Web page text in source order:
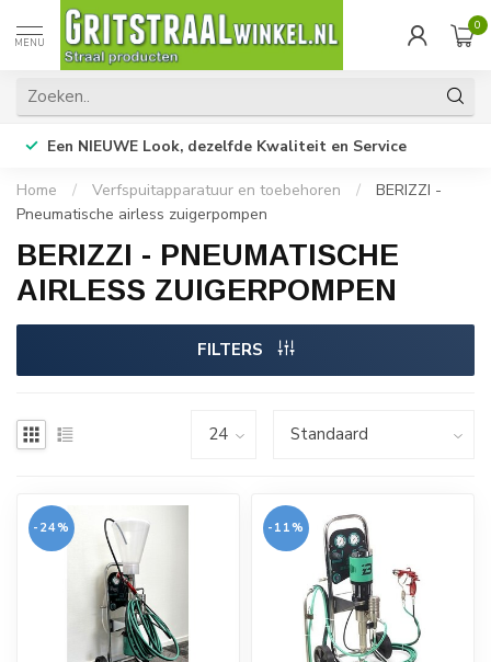
MENU
0
Een NIEUWE Look, dezelfde Kwaliteit en Service
Home / Verfspuitapparatuur en toebehoren /
BERIZZI -
Pneumatische airless zuigerpompen
BERIZZI - PNEUMATISCHE
AIRLESS ZUIGERPOMPEN
FILTERS
-24% -11%